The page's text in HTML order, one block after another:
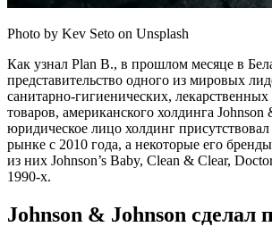
Photo by Kev Seto on Unsplash
Как узнал Plan B., в прошлом месяце в
представительство одного из мировых
санитарно-гигиенических,
товаров, американского холдинга Johnson
юридическое лицо холдинг
рынке с 2010 года, а некоторые его
из них Johnson’s Baby, Clean & Clear,
1990-х.
Johnson & Johnson сделал